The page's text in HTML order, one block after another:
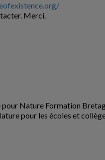
Merci.
Nature Formation
pour les écoles et